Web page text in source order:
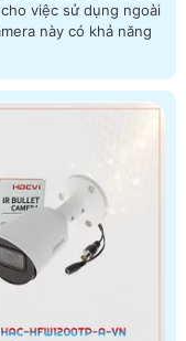
việc sử dụng ngoài